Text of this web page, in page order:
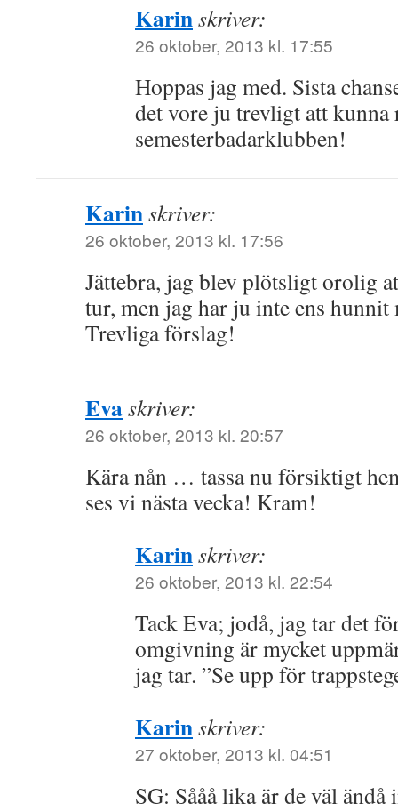
Karinskriver:
26 oktober, 2013 kl. 17:55
Hoppas jag med. Sista
det vore ju trevligt att
semesterbadarklubben!
Karinskriver:
26 oktober, 2013 kl. 17:56
Jättebra, jag blev plötsligt orolig
tur, men jag har ju inte ens hunnit
Trevliga förslag!
Evaskriver:
26 oktober, 2013 kl. 20:57
Kära nån … tassa nu försiktigt
ses vi nästa vecka! Kram!
Karinskriver:
26 oktober, 2013 kl. 22:54
Tack Eva; jodå, jag tar det
omgivning är mycket
jag tar. ”Se upp för
Karinskriver:
27 oktober, 2013 kl. 04:51
SG: Sååå lika är de väl ändå